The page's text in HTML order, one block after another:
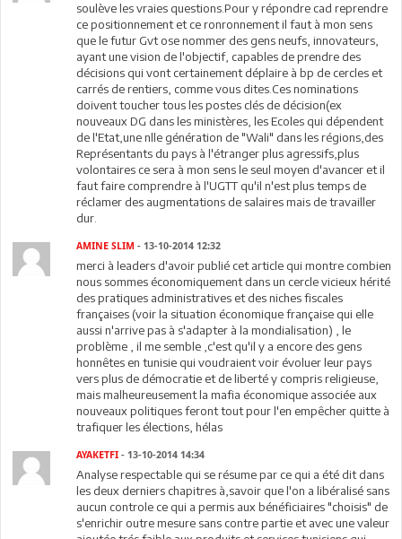
soulève les vraies questions.Pour y répondre cad reprendre
ce positionnement et ce ronronnement il faut à mon sens
que le futur Gvt ose nommer des gens neufs, innovateurs,
ayant une vision de l'objectif, capables de prendre des
décisions qui vont certainement déplaire à bp de cercles et
carrés de rentiers, comme vous dites.Ces nominations
doivent toucher tous les postes clés de décision(ex
nouveaux DG dans les ministères, les Ecoles qui dépendent
de l'Etat,une nlle génération de "Wali" dans les régions,des
Représentants du pays à l'étranger plus agressifs,plus
volontaires ce sera à mon sens le seul moyen d'avancer et il
faut faire comprendre à l'UGTT qu'il n'est plus temps de
réclamer des augmentations de salaires mais de travailler
dur.
AMINE SLIM - 13-10-2014 12:32
merci à leaders d'avoir publié cet article qui montre combien
nous sommes économiquement dans un cercle vicieux hérité
des pratiques administratives et des niches fiscales
françaises (voir la situation économique française qui elle
aussi n'arrive pas à s'adapter à la mondialisation) , le
problème , il me semble ,c'est qu'il y a encore des gens
honnêtes en tunisie qui voudraient voir évoluer leur pays
vers plus de démocratie et de liberté y compris religieuse,
mais malheureusement la mafia économique associée aux
nouveaux politiques feront tout pour l'en empêcher quitte à
trafiquer les élections, hélas
AYAKETFI - 13-10-2014 14:34
Analyse respectable qui se résume par ce qui a été dit dans
les deux derniers chapitres à,savoir que l'on a libéralisé sans
aucun controle ce qui a permis aux bénéficiaires "choisis" de
s'enrichir outre mesure sans contre partie et avec une valeur